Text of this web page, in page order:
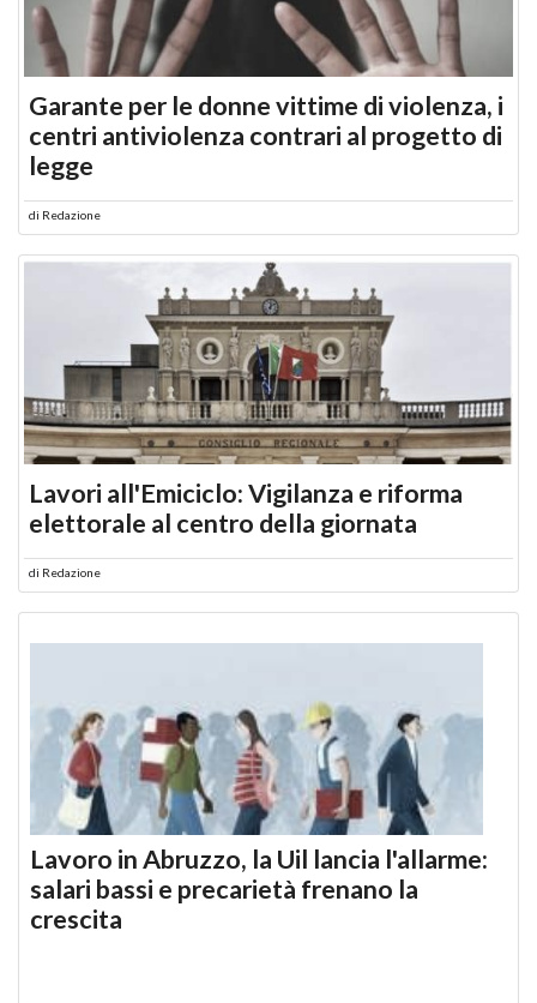
Garante per le donne vittime di violenza, i
centri antiviolenza contrari al progetto di
legge
di Redazione
Lavori all'Emiciclo: Vigilanza e riforma
elettorale al centro della giornata
di Redazione
Lavoro in Abruzzo, la Uil lancia l'allarme:
salari bassi e precarietà frenano la
crescita